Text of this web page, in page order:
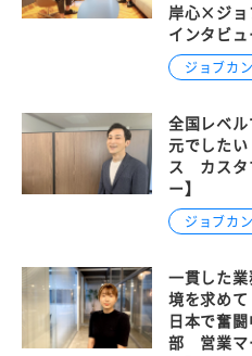
ジョブカン
岸心×ジョ
インタビ
ジョブカン
全国レベル
元でした
ス カスタ
ー】
一貫した業
境を求め
日本で奮
部 営業マ